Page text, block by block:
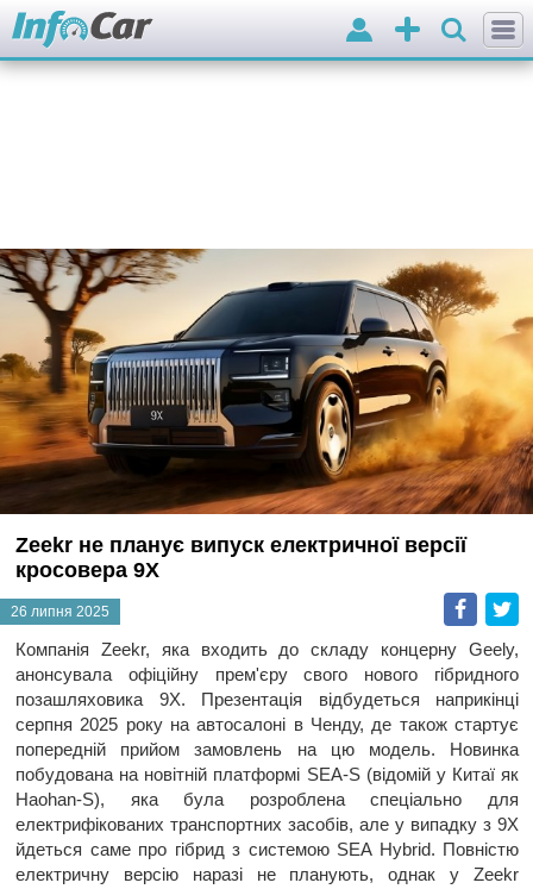
Додати
оголошення
Вхід
Zeekr не планує випуск електричної версії
кросовера 9X
26 липня 2025
Компанія Zeekr, яка входить до складу концерну Geely,
анонсувала офіційну прем'єру свого нового гібридного
позашляховика 9X. Презентація відбудеться наприкінці
серпня 2025 року на автосалоні в Ченду, де також стартує
попередній прийом замовлень на цю модель. Новинка
побудована на новітній платформі SEA-S (відомій у Китаї як
Haohan-S), яка була розроблена спеціально для
електрифікованих транспортних засобів, але у випадку з 9X
йдеться саме про гібрид з системою SEA Hybrid. Повністю
електричну версію наразі не планують, однак у Zeekr